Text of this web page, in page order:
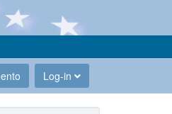
Log-in